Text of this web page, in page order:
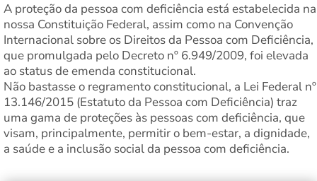
A proteção da pessoa com deficiência está estabelecida na
nossa Constituição Federal, assim como na Convenção
Internacional sobre os Direitos da Pessoa com Deficiência,
que promulgada pelo Decreto nº 6.949/2009, foi elevada
ao status de emenda constitucional.
Não bastasse o regramento constitucional, a Lei Federal nº
13.146/2015 (Estatuto da Pessoa com Deficiência) traz
uma gama de proteções às pessoas com deficiência, que
visam, principalmente, permitir o bem-estar, a dignidade,
a saúde e a inclusão social da pessoa com deficiência.